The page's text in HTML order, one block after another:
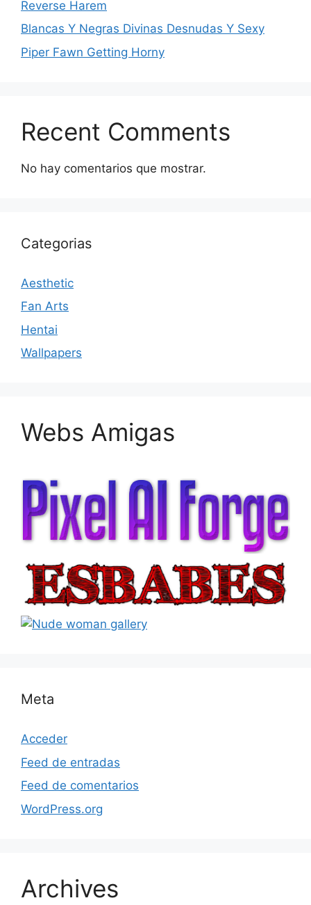
Reverse Harem
Blancas Y Negras Divinas Desnudas Y Sexy
Piper Fawn Getting Horny
Recent Comments
No hay comentarios que mostrar.
Categorias
Aesthetic
Fan Arts
Hentai
Wallpapers
Webs Amigas
Meta
Acceder
Feed de entradas
Feed de comentarios
WordPress.org
Archives